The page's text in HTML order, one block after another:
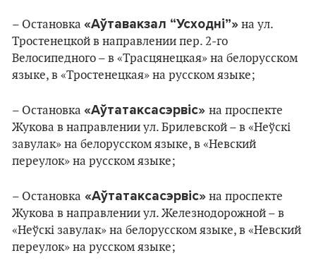
– Остановка «Аўтавакзал “Усходні”» на ул.
Тростенецкой в направлении пер. 2-го
Велосипедного – в «Трасцянецкая» на белорусском
языке, в «Тростенецкая» на русском языке;
– Остановка «Аўтатаксасэрвіс» на проспекте
Жукова в направлении ул. Брилевской – в «Неўскі
завулак» на белорусском языке, в «Невский
переулок» на русском языке;
– Остановка «Аўтатаксасэрвіс» на проспекте
Жукова в направлении ул. Железнодорожной – в
«Неўскі завулак» на белорусском языке, в «Невский
переулок» на русском языке;